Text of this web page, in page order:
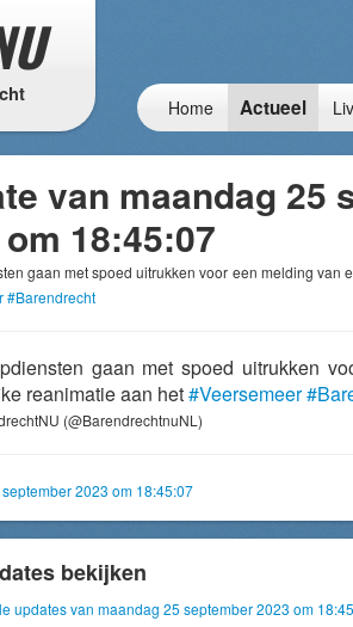
Home Actueel
van maandag 25
18:45:07
gaan met spoed uitrukken voor een melding van
#Barendrecht
gaan met spoed uitrukken
reanimatie aan het#Veersemeer
(@BarendrechtnuNL)
2023 om 18:45:07
bekijken
updates van maandag 25 september 2023 om